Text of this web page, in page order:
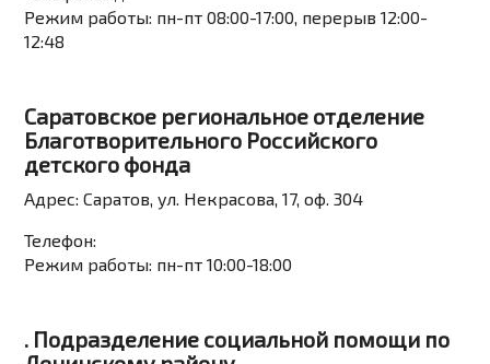
Режим работы: пн-пт 08:00-17:00, перерыв 12:00-
12:48
Саратовское региональное отделение
Благотворительного Российского
детского фонда
Адрес: Саратов, ул. Некрасова, 17, оф. 304
Телефон:
Режим работы: пн-пт 10:00-18:00
. Подразделение социальной помощи по